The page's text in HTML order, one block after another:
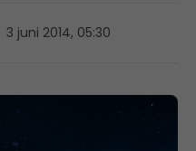
3 juni 2014, 05:30